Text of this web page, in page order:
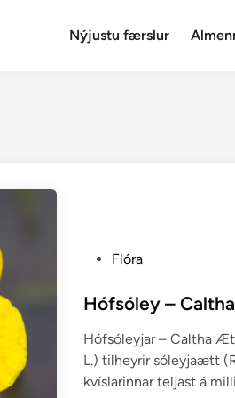
Nýjustu færslur
s
e
d
i
Flóra
Hófsóley –
Hófsóleyjar – Caltha
L.) tilheyrir sóleyjaætt
kvíslarinnar teljast á